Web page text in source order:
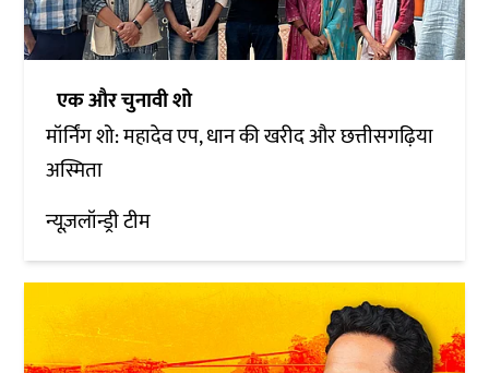
एक और चुनावी शो
मॉर्निंग शो: महादेव एप, धान की खरीद और छत्तीसगढ़िया
अस्मिता
न्यूज़लॉन्ड्री टीम